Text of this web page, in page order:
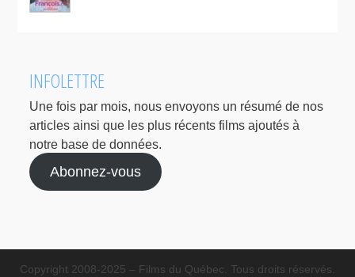
INFOLETTRE
Une fois par mois, nous envoyons un résumé de nos
articles ainsi que les plus récents films ajoutés à
notre base de données.
Abonnez-vous
Copyright 2008-2025 – Films du Québec. Tous droits réservés.